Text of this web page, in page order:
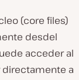
(core files)
desdel
acceder al
directamente a